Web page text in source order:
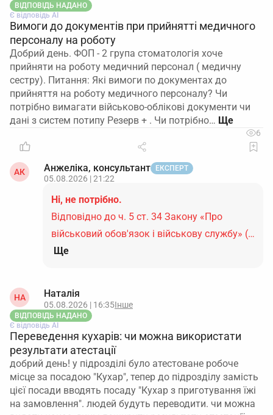
ВІДПОВІДЬ НАДАНО
Є відповідь АІ
Вимоги до документів при прийнятті медичного
персоналу на роботу
Добрий день. ФОП - 2 група стоматологія хоче
прийняти на роботу медичний персонал ( медичну
сестру). Питання: Які вимоги по документах до
прийняття на роботу медичного персоналу? Чи
потрібно вимагати військово-облікові документи чи
дані з систем потипу Резерв + . Чи потрібно…
6
АК Анжеліка, консультант ЕКСПЕРТ
05.08.2026 | 21:22
Ні, не потрібно.
Відповідно до ч. 5 ст. 34 Закону «Про
військовий обов'язок і військову службу» (…
Ще
НА Наталія
05.08.2026 | 16:35Інше
ВІДПОВІДЬ НАДАНО
Є відповідь АІ
Переведення кухарів: чи можна використати
результати атестації
добрий день! у підрозділі було атестоване робоче
місце за посадою "Кухар", тепер до підрозділу замість
цієї посади вводять посаду "Кухар з приготування їжі
на замовлення". людей будуть переводити. чи можна